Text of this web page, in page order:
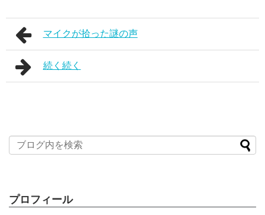
マイクが拾った謎の声
続く続く
プロフィール